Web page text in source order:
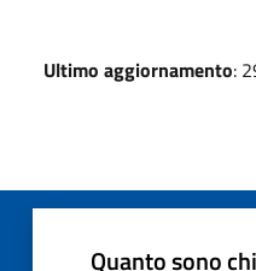
Ultimo aggiornamento:
Quanto sono